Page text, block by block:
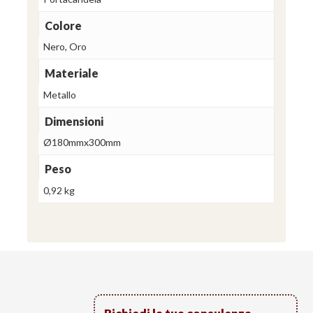
Colore
Nero, Oro
Materiale
Metallo
Dimensioni
Ø180mmx300mm
Peso
0,92 kg